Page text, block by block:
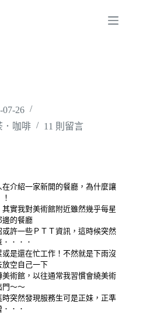
07-26
．咖啡
11 則留言
介紹一家新開的餐廳，為什麼讓
實我對美術館附近雖然幾乎每星
邊的餐廳
許一些ＰＴＴ資訊，這時候突然
．．．
是還在忙工作！不然就是下雨沒
放空自己一下
術館，以往通常我習慣會繞美術
門～～
突然發現服務生可是正妹，正準
．．